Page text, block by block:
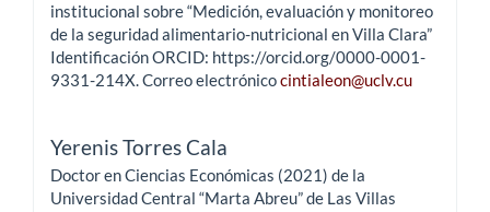
institucional sobre “Medición, evaluación y monitoreo
de la seguridad alimentario-nutricional en Villa Clara”
Identificación ORCID: https://orcid.org/0000-0001-
9331-214X. Correo electrónicocintialeon@uclv.cu
Yerenis Torres Cala
Doctor en Ciencias Económicas (2021) de la
Universidad Central “Marta Abreu” de Las Villas